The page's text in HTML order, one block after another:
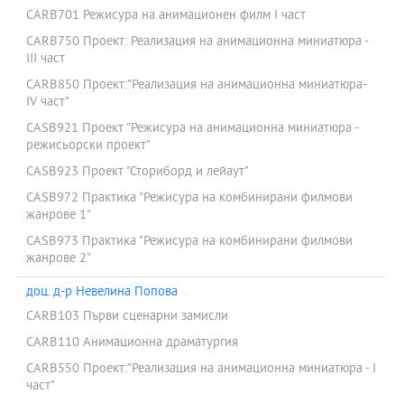
CARB701 Режисура на анимационен филм І част
CARB750 Проект: Реализация на анимационна миниатюра -
III част
CARB850 Проект:"Реализация на анимационна миниатюра-
ІV част"
CASB921 Проект "Режисура на анимационна миниатюра -
режисьорски проект"
CASB923 Проект "Сториборд и лейаут"
CASB972 Практика "Режисура на комбинирани филмови
жанрове 1"
CASB973 Практика "Режисура на комбинирани филмови
жанрове 2"
доц. д-р Невелина Попова
CARB103 Първи сценарни замисли
CARB110 Анимационна драматургия
CARB550 Проект:"Реализация на анимационна миниатюра - І
част"